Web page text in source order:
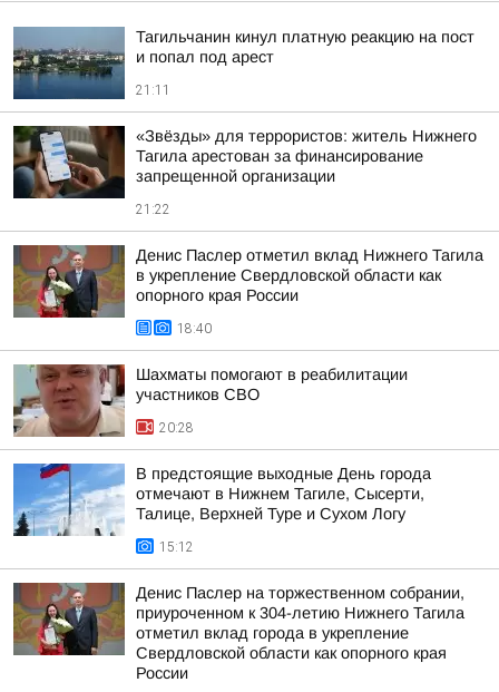
Тагильчанин кинул платную реакцию на пост
и попал под арест
21:11
«Звёзды» для террористов: житель Нижнего
Тагила арестован за финансирование
запрещенной организации
21:22
Денис Паслер отметил вклад Нижнего Тагила
в укрепление Свердловской области как
опорного края России
18:40
Шахматы помогают в реабилитации
участников СВО
20:28
В предстоящие выходные День города
отмечают в Нижнем Тагиле, Сысерти,
Талице, Верхней Туре и Сухом Логу
15:12
Денис Паслер на торжественном собрании,
приуроченном к 304-летию Нижнего Тагила
отметил вклад города в укрепление
Свердловской области как опорного края
России